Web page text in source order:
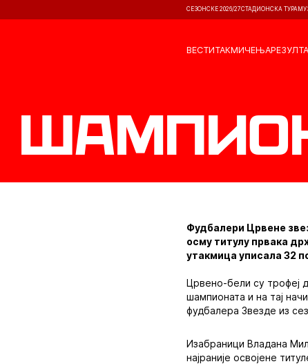
СЕЗОНСКЕ 2026/27СТАДИОНСКА ТУРА
ВЕСТИТАКМИЧЕЊА
Фудбалери Црвене
осму титулу првака
утакмица уписала 32
Црвено-бели су трофеј
шампионата и на тај
фудбалера Звезде из
Изабраници Владана
најраније освојене